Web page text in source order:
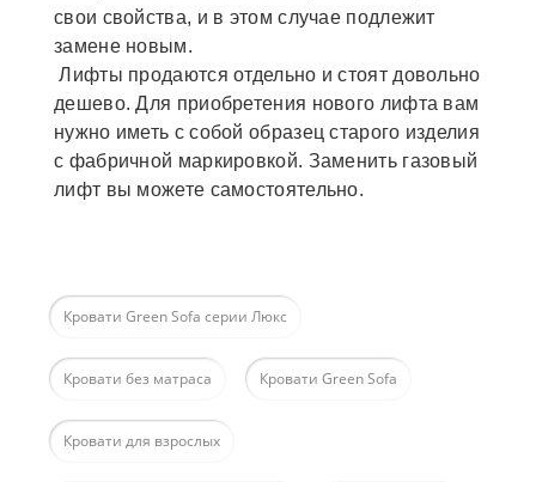
свои свойства, и в этом случае подлежит
замене новым.
Лифты продаются отдельно и стоят довольно
дешево. Для приобретения нового лифта вам
нужно иметь с собой образец старого изделия
с фабричной маркировкой. Заменить газовый
лифт вы можете самостоятельно.
Кровати Green Sofa серии Люкс
Кровати без матраса Кровати Green Sofa
Кровати для взрослых